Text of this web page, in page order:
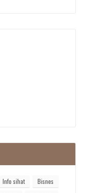
Info sihat
Bisnes